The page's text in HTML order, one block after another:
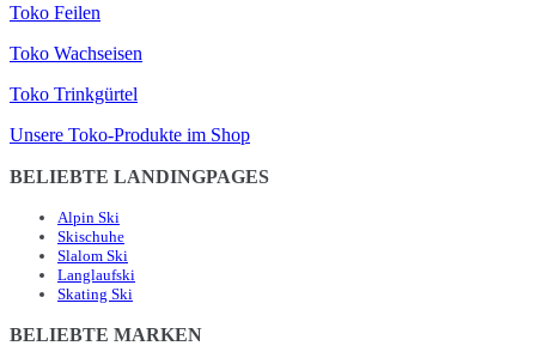
Toko Feilen
Toko Wachseisen
Toko Trinkgürtel
Unsere Toko-Produkte im Shop
BELIEBTE LANDINGPAGES
Alpin Ski
Skischuhe
Slalom Ski
Langlaufski
Skating Ski
BELIEBTE MARKEN